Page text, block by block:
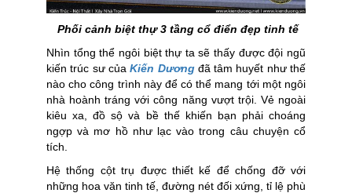
Phối cảnh biệt thự 3 tầng cổ điển đẹp tinh tế
Nhìn tổng thể ngôi biệt thự ta sẽ thấy được đội ngũ
kiến trúc sư củaKiến Dươngđã tâm huyết như thế
nào cho công trình này để có thể mang tới một ngôi
nhà hoành tráng với công năng vượt trội. Vẻ ngoài
kiêu xa, đồ sộ và bề thế khiến bạn phải choáng
ngợp và mơ hồ như lạc vào trong câu chuyện cổ
tích.
Hệ thống cột trụ được thiết kế để chống đỡ với
những hoa văn tinh tế, đường nét đối xứng, tỉ lệ phù